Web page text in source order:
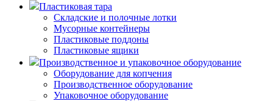
Пластиковая тара
Складские и полочные лотки
Мусорные контейнеры
Пластиковые поддоны
Пластиковые ящики
Производственное и упаковочное оборудование
Оборудование для копчения
Производственное оборудование
Упаковочное оборудование